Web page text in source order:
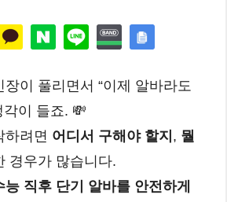
이 풀리면서 “이제 알바라도
각이 들죠. 💸
하려면 어디서 구해야 할지 , 뭘
경우가 많습니다.
능 직후 단기 알바를 안전하게